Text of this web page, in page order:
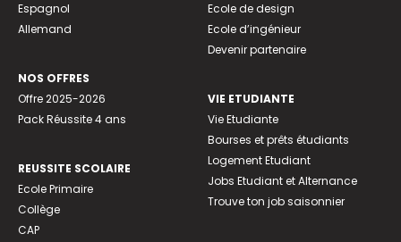
Espagnol
Allemand
NOS OFFRES
Offre 2025-2026
Pack Réussite 4 ans
REUSSITE SCOLAIRE
Ecole Primaire
Collège
CAP
Ecole de design
Ecole d’ingénieur
Devenir partenaire
VIE ETUDIANTE
Vie Etudiante
Bourses et prêts étudiants
Logement Etudiant
Jobs Etudiant et Alternance
Trouve ton job saisonnier